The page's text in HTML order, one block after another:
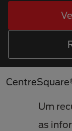
Um
as